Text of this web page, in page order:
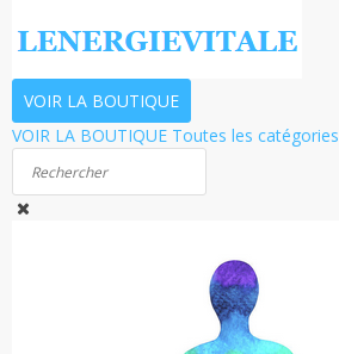
VOIR LA BOUTIQUE
VOIR LA BOUTIQUE Toutes les catégories